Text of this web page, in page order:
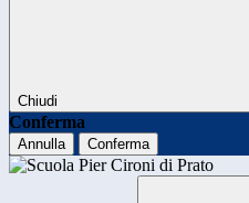
Chiudi
Conferma
Annulla Conferma